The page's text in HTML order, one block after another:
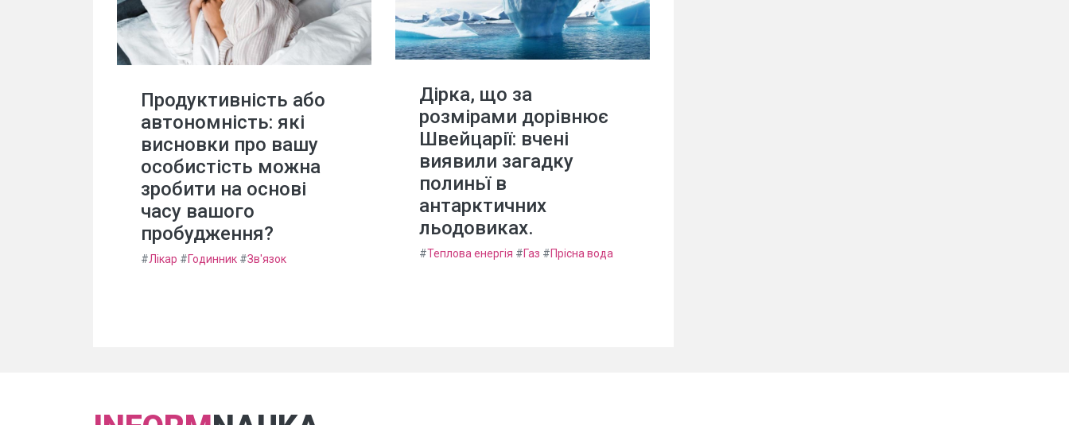
Продуктивність або
автономність: які
висновки про вашу
особистість можна
зробити на основі
часу вашого
пробудження?
#Лікар #Годинник #Зв'язок
Дірка, що за
розмірами дорівнює
Швейцарії: вчені
виявили загадку
полиньї в
антарктичних
льодовиках.
#Теплова енергія #Газ #Прісна вода